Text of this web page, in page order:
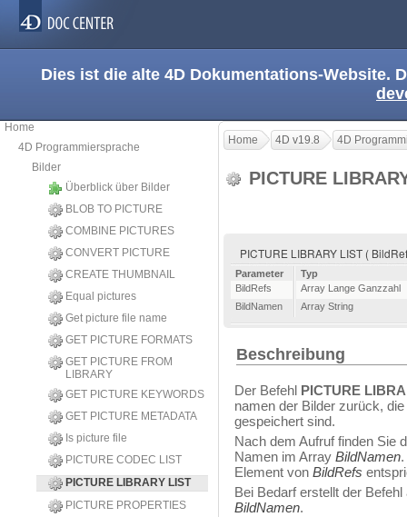
Dies ist die alte 4D Dokumentations-Website.
Home
4D Programmiersprache
Bilder
Überblick über Bilder
BLOB TO PICTURE
COMBINE PICTURES
CONVERT PICTURE
CREATE THUMBNAIL
Equal pictures
Get picture file name
GET PICTURE FORMATS
GET PICTURE FROM
LIBRARY
GET PICTURE KEYWORDS
GET PICTURE METADATA
Is picture file
PICTURE CODEC LIST
PICTURE LIBRARY LIST
PICTURE PROPERTIES
Home 4D v19.8 4D
PICTURE
PICTURE LIBRARY LIST (
Parameter
Typ
BildRefs
Array Lange Ganzzahl
BildNamen
Array String
Beschreibung
Der Befehl PICTURE
namen der Bilder zurück,
gespeichert sind.
Nach dem Aufruf finden Sie
Namen im Array BildNamen
Element von BildRefs
Bei Bedarf erstellt der
BildNamen.